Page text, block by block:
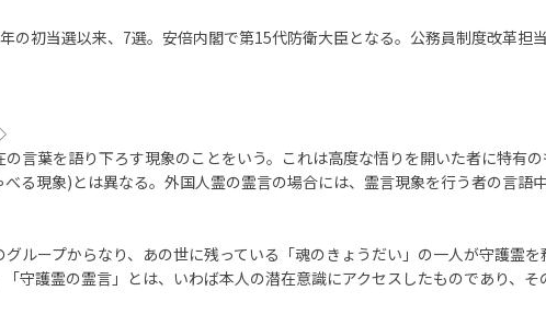
の初当選以来、7選。安倍内閣で第15代防衛大臣となる。公務員制度改革担
の言葉を語り下ろす現象のことをいう。これは高度な悟りを開いた者に特有
る現象)とは異なる。外国人霊の霊言の場合には、霊言現象を行う者の言語
ループからなり、あの世に残っている「魂のきょうだい」の一人が守護霊
守護霊の霊言」とは、いわば本人の潜在意識にアクセスしたものであり、